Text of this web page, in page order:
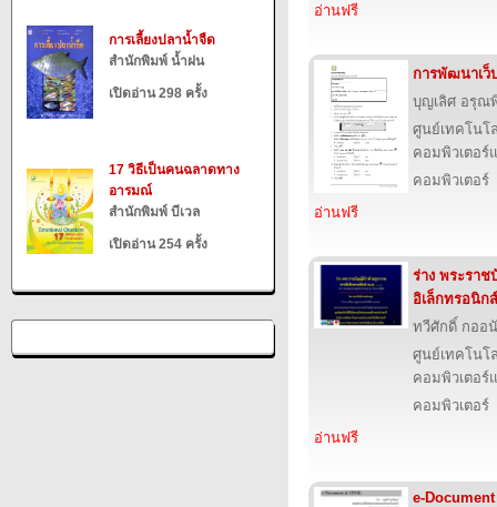
การเลี้ยงปลาน้ำจืด
สำนักพิมพ์ น้ำฝน
เปิดอ่าน 298 ครั้ง
17 วิธีเป็นคนฉลาดทาง
อารมณ์
สำนักพิมพ์ บีเวล
เปิดอ่าน 254 ครั้ง
อ่านฟรี
การพัฒนาเว็
บุญเลิศ อรุณ
ศูนย์เทคโนโ
คอมพิวเตอร์
คอมพิวเตอร์
อ่านฟรี
ร่าง พระรา
อิเล็กทรอนิกส์
ทวีศักดิ์ กออ
ศูนย์เทคโนโ
คอมพิวเตอร์
คอมพิวเตอร์
อ่านฟรี
e-